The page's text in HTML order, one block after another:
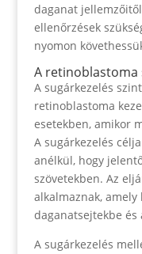
daganat
ellenőrzések
nyomon
A retinoblastoma
A sugárkezelés
retinoblastoma
esetekben, amikor
A sugárkezelés
anélkül, hogy
szövetekben. Az
alkalmaznak,
daganatsejtekbe és
A sugárkezelés